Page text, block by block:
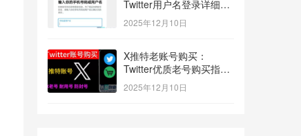
Twitter用户名登录详细指
南！
2025年12月10日
X推特老账号购买：
Twitter优质老号购买指
南！
2025年12月10日